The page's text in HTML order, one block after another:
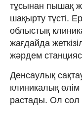
тұсынан пышақ
шақырту түсті.
облыстық
жағдайда
жәрдем
Денсаулық
клиникалық өлім
растады. Ол сол